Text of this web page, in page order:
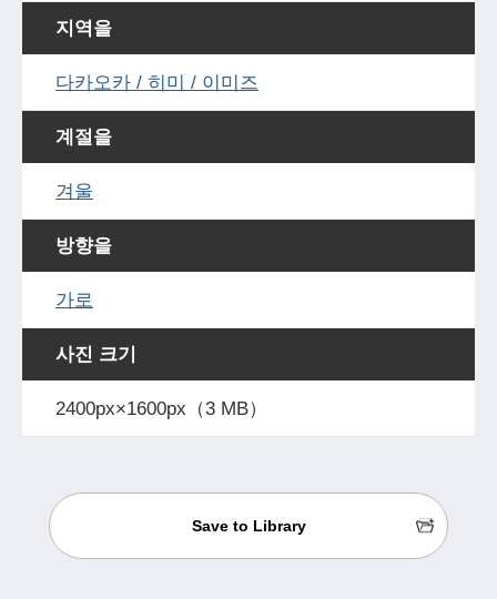
지역을
다카오카 / 히미 / 이미즈
계절을
겨울
방향을
가로
사진 크기
2400px×1600px（3 MB）
Save to Library